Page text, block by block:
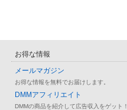
お得な情報
メールマガジン
お得な情報を無料でお届けします。
DMMアフィリエイト
DMMの商品を紹介して広告収入をゲット！